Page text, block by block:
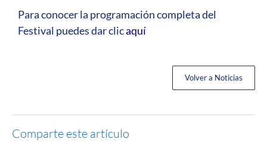
Para conocer la programación completa del
Festival puedes dar clicaquí
Volver a Noticias
Comparte este artículo